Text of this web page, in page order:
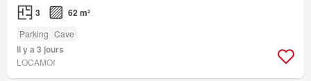
3 62 m²
Parking Cave
Il y a 3 jours
LOCAMOI